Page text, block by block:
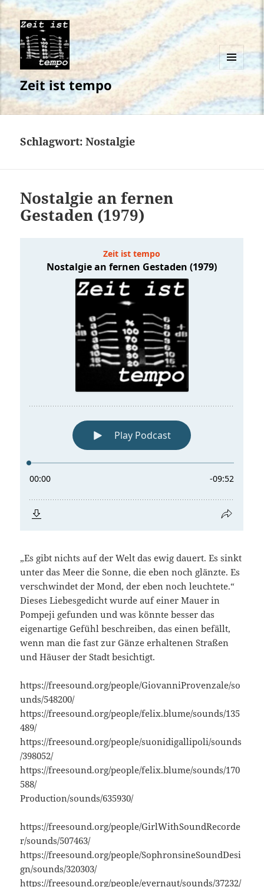
Zeit ist tempo
MENÜ
WIDGETS
Schlagwort:Nostalgie
Nostalgie an fernen
Gestaden (1979)
„Es gibt nichts auf der Welt das ewig dauert. Es sinkt
unter das Meer die Sonne, die eben noch glänzte. Es
verschwindet der Mond, der eben noch leuchtete.“
Dieses Liebesgedicht wurde auf einer Mauer in
Pompeji gefunden und was könnte besser das
eigenartige Gefühl beschreiben, das einen befällt,
wenn man die fast zur Gänze erhaltenen Straßen
und Häuser der Stadt besichtigt.
https://freesound.org/people/GiovanniProvenzale/so
unds/548200/
https://freesound.org/people/felix.blume/sounds/135
489/
https://freesound.org/people/suonidigallipoli/sounds
/398052/
https://freesound.org/people/felix.blume/sounds/170
588/
Production/sounds/635930/
https://freesound.org/people/GirlWithSoundRecorde
r/sounds/507463/
https://freesound.org/people/SophronsineSoundDesi
gn/sounds/320303/
https://freesound.org/people/evernaut/sounds/37232/